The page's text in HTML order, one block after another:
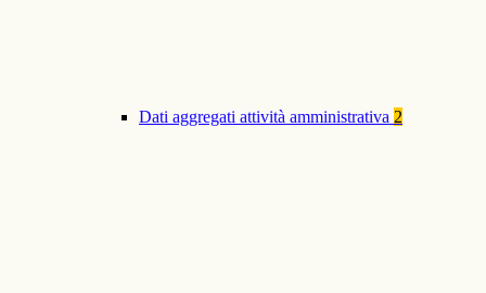
Dati aggregati attività amministrativa 2